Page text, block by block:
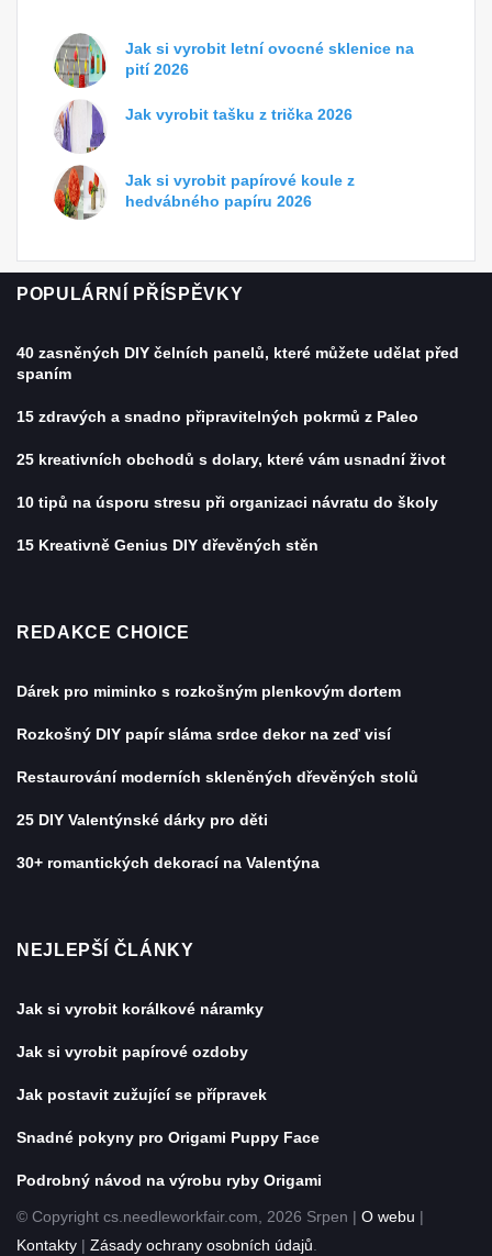
Jak si vyrobit letní ovocné sklenice na
pití 2026
Jak vyrobit tašku z trička 2026
Jak si vyrobit papírové koule z
hedvábného papíru 2026
POPULÁRNÍ PŘÍSPĚVKY
40 zasněných DIY čelních panelů, které můžete udělat před
spaním
15 zdravých a snadno připravitelných pokrmů z Paleo
25 kreativních obchodů s dolary, které vám usnadní život
10 tipů na úsporu stresu při organizaci návratu do školy
15 Kreativně Genius DIY dřevěných stěn
REDAKCE CHOICE
Dárek pro miminko s rozkošným plenkovým dortem
Rozkošný DIY papír sláma srdce dekor na zeď visí
Restaurování moderních skleněných dřevěných stolů
25 DIY Valentýnské dárky pro děti
30+ romantických dekorací na Valentýna
NEJLEPŠÍ ČLÁNKY
Jak si vyrobit korálkové náramky
Jak si vyrobit papírové ozdoby
Jak postavit zužující se přípravek
Snadné pokyny pro Origami Puppy Face
Podrobný návod na výrobu ryby Origami
© Copyright cs.needleworkfair.com, 2026 Srpen | O webu |
Kontakty | Zásady ochrany osobních údajů.